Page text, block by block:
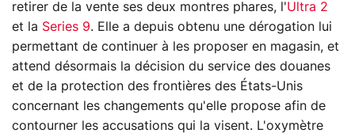
retirer de la vente ses deux montres phares, l'Ultra 2
et la Series 9. Elle a depuis obtenu une dérogation lui
permettant de continuer à les proposer en magasin, et
attend désormais la décision du service des douanes
et de la protection des frontières des États-Unis
concernant les changements qu'elle propose afin de
contourner les accusations qui la visent. L'oxymètre